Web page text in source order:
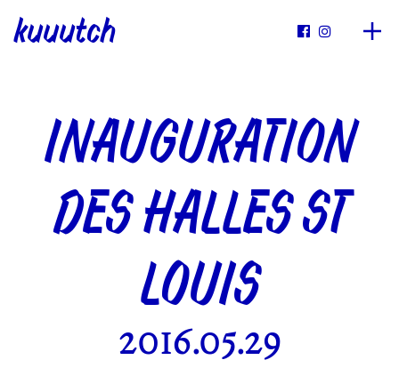
kuuutch  
INAUGURATION
DES HALLES ST
LOUIS
2016.05.29